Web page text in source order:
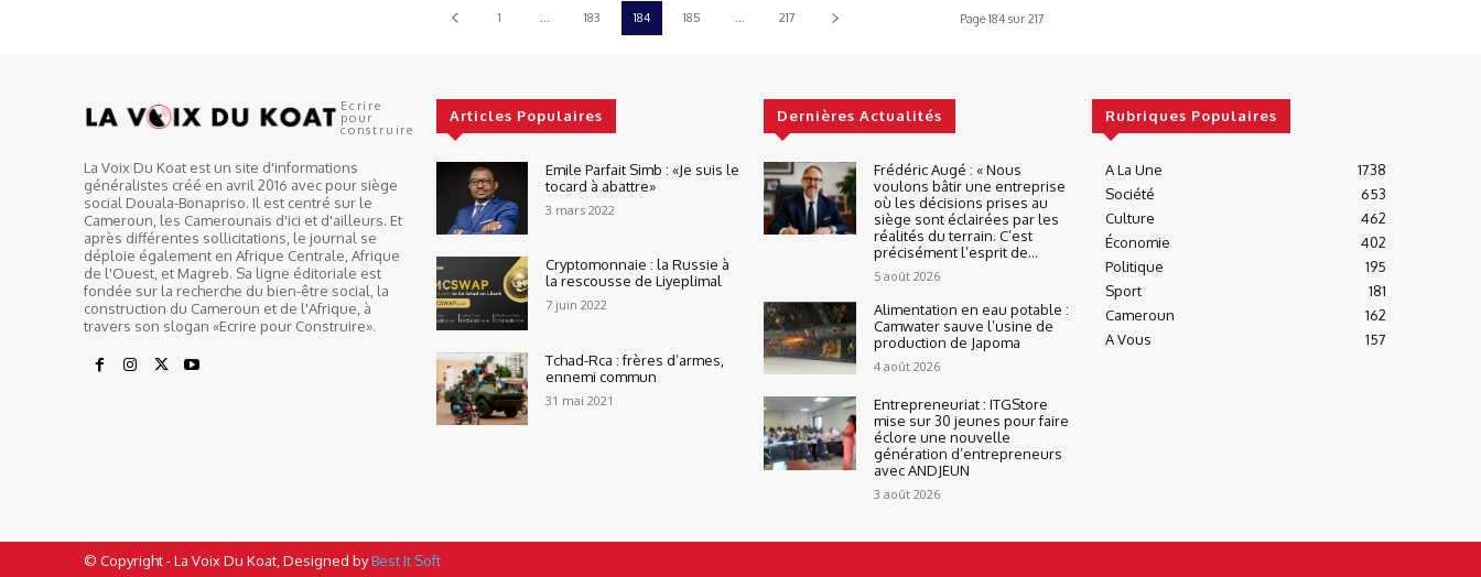
1 183 184 185 217 Page 184 sur 217
Ecrire
pour
construire
La Voix Du Koat est un site d'informations
généralistes créé en avril 2016 avec pour siège
social Douala-Bonapriso. Il est centré sur le
Cameroun, les Camerounais d'ici et d'ailleurs. Et
après différentes sollicitations, le journal se
déploie également en Afrique Centrale, Afrique
de l'Ouest, et Magreb. Sa ligne éditoriale est
fondée sur la recherche du bien-être social, la
construction du Cameroun et de l'Afrique, à
travers son slogan «Ecrire pour Construire».
Articles Populaires
Emile Parfait Simb : «Je suis le
tocard à abattre»
3 mars 2022
Cryptomonnaie : la Russie à
la rescousse de Liyeplimal
7 juin 2022
Tchad-Rca : frères d’armes,
ennemi commun
31 mai 2021
Dernières Actualités
Frédéric Augé : « Nous
voulons bâtir une entreprise
où les décisions prises au
siège sont éclairées par les
réalités du terrain. C’est
précisément l’esprit de...
5 août 2026
Alimentation en eau potable :
Camwater sauve l’usine de
production de Japoma
4 août 2026
Entrepreneuriat : ITGStore
mise sur 30 jeunes pour faire
éclore une nouvelle
génération d’entrepreneurs
avec ANDJEUN
3 août 2026
Rubriques Populaires
A La Une
1738
Société
653
Culture
462
Économie
402
Politique
195
Sport
181
Cameroun
162
A Vous
157
© Copyright - La Voix Du Koat, Designed byBest It Soft